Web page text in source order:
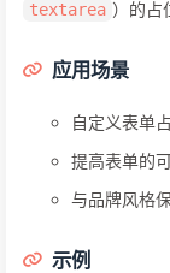
textarea ）的占
应用场景
自定义表单
提高表单的
与品牌风格
示例